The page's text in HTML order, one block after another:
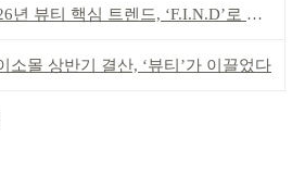
년 뷰티 핵심 트렌드, ‘F.I.N.D’로 읽는다
소몰 상반기 결산, ‘뷰티’가 이끌었다